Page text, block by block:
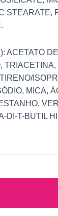
ACETATO
MICA,
DI-T-BUTIL